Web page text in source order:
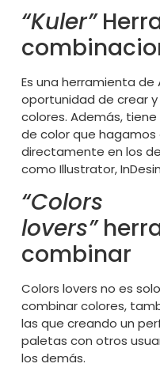
“Kuler”
Es una herramienta
oportunidad de crear
colores. Además,
de color que hagamos
directamente en los
como Illustrator,
“Colors
lovers”
combinar
Colors lovers no es
combinar colores,
las que creando un
paletas con otros
los demás.